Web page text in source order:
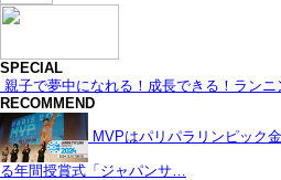
SPECIAL
親子で夢中になれる！成長できる！ラン
RECOMMEND
MVPはパリパラリンピック
る年間授賞式「ジャパンサ…